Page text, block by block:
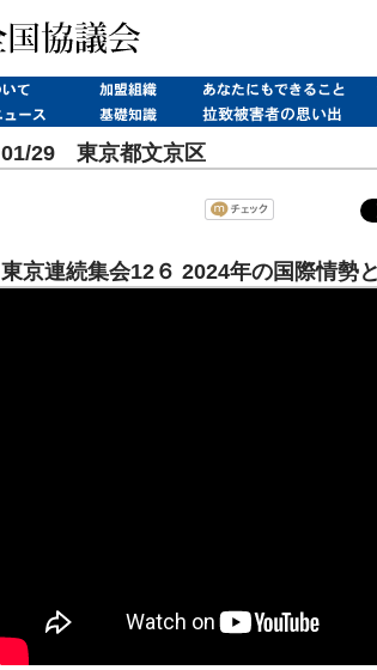
01/29 東京都文京区
東京連続集会12６ 2024年の国際情勢